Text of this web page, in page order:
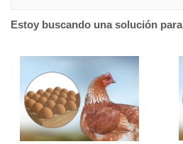
Estoy buscando una solución para